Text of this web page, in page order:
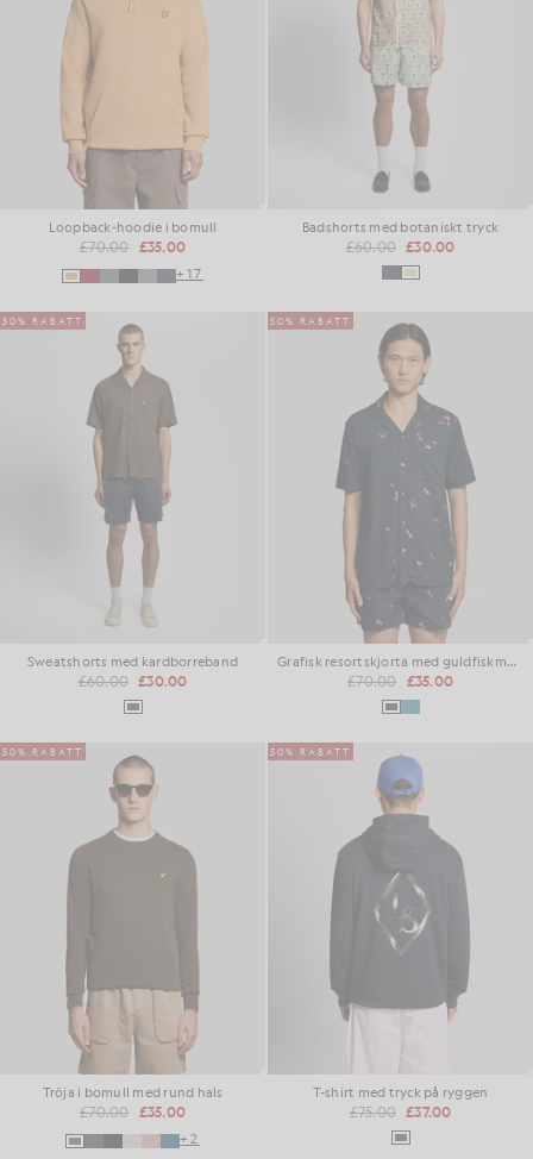
Loopback-hoodie i bomull
£70.00 £35.00
+17
Badshorts med botaniskt tryck
£60.00 £30.00
50% RABATT
Sweatshorts med kardborreband
£60.00 £30.00
50% RABATT
Grafisk resortskjorta med guldfiskmotiv
£70.00 £35.00
50% RABATT
Tröja i bomull med rund hals
£70.00 £35.00
+2
50% RABATT
T-shirt med tryck på ryggen
£75.00 £37.00